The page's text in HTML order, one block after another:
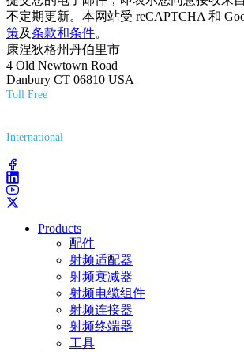
不定期更新。本网站受 reCAPTCHA 和
策及条款和条件。
康涅狄格州丹伯里市
4 Old Newtown Road
Danbury CT 06810 USA
Toll Free
International
Products
配件
射频适配器
射频衰减器
射频电缆组件
射频连接器
射频终端器
工具